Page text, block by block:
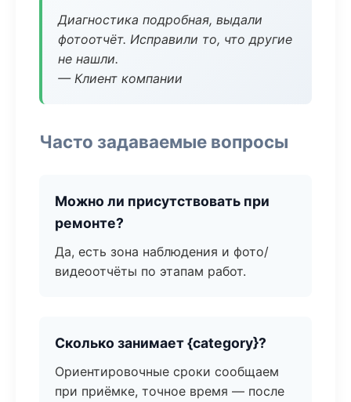
Диагностика подробная, выдали
фотоотчёт. Исправили то, что другие
не нашли.
— Клиент компании
Часто задаваемые вопросы
Можно ли присутствовать при
ремонте?
Да, есть зона наблюдения и фото/
видеоотчёты по этапам работ.
Сколько занимает {category}?
Ориентировочные сроки сообщаем
при приёмке, точное время — после